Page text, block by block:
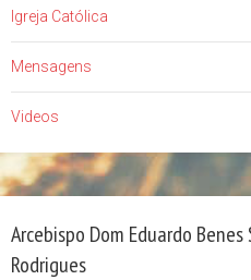
Igreja Católica
Mensagens
Videos
Arcebispo Dom Eduardo Benes
Rodrigues